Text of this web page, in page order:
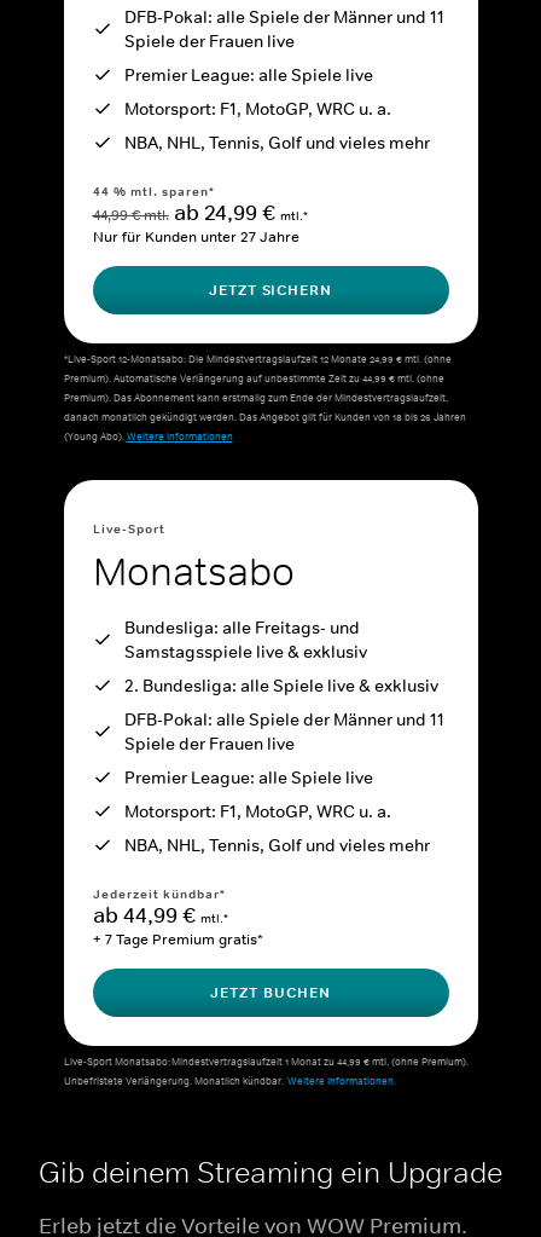
DFB-Pokal: alle Spiele der Männer und 11
Spiele der Frauen live
Premier League: alle Spiele live
Motorsport: F1, MotoGP, WRC u. a.
NBA, NHL, Tennis, Golf und vieles mehr
44 % mtl. sparen*
44,99 € mtl. ab 24,99 € mtl.*
Nur für Kunden unter 27 Jahre
JETZT SICHERN
*Live-Sport 12-Monatsabo: Die Mindestvertragslaufzeit 12 Monate 24,99 € mtl. (ohne
Premium). Automatische Verlängerung auf unbestimmte Zeit zu 44,99 € mtl. (ohne
Premium). Das Abonnement kann erstmalig zum Ende der Mindestvertragslaufzeit,
danach monatlich gekündigt werden. Das Angebot gilt für Kunden von 18 bis 26 Jahren
(Young Abo).Weitere Informationen
Live-Sport
Monatsabo
Bundesliga: alle Freitags- und
Samstagsspiele live & exklusiv
2. Bundesliga: alle Spiele live & exklusiv
DFB-Pokal: alle Spiele der Männer und 11
Spiele der Frauen live
Premier League: alle Spiele live
Motorsport: F1, MotoGP, WRC u. a.
NBA, NHL, Tennis, Golf und vieles mehr
Jederzeit kündbar*
ab 44,99 € mtl.*
+ 7 Tage Premium gratis*
JETZT BUCHEN
Live-Sport Monatsabo: Mindestvertragslaufzeit 1 Monat zu 44,99 € mtl. (ohne Premium).
Unbefristete Verlängerung. Monatlich kündbar. Weitere Informationen.
Gib deinem Streaming ein Upgrade
Erleb jetzt die Vorteile von WOW Premium.